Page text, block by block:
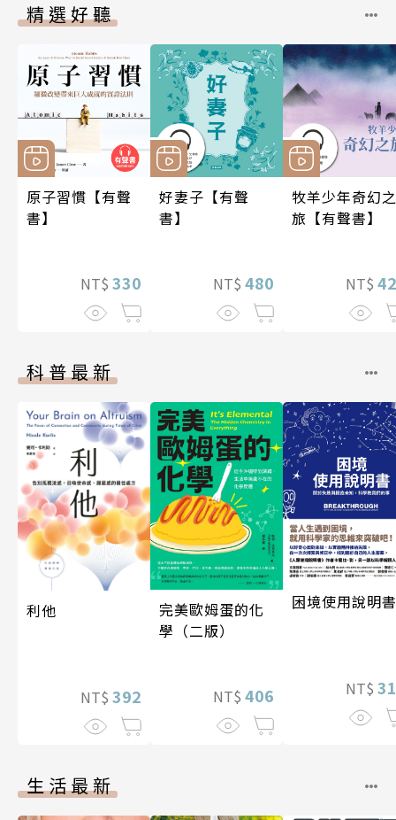
精選好聽
原子習慣【有聲
書】
NT$ 330
好妻子【有聲
書】
NT$ 480
牧羊少年奇幻之
旅【有聲書】
NT$
科普最新
利他
NT$ 392
完美歐姆蛋的化
學（二版）
NT$ 406
困境使用說明書
NT$
生活最新